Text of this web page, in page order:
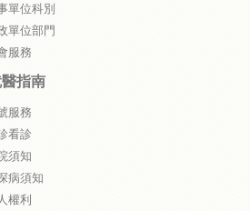
單位科別
單位部門
服務
指南
服務
看診
須知
病須知
權利